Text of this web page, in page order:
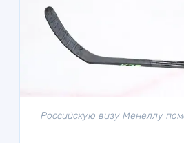
Российскую визу Менеллу